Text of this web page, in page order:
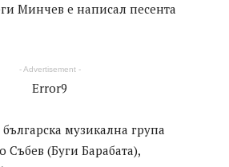
Минчев е написал песента
- Advertisement -
Error9
музикална група
Събев (Буги Барабата),